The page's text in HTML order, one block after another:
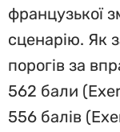
французької
сценарію. Як
порогів за
562 бали
556 балів